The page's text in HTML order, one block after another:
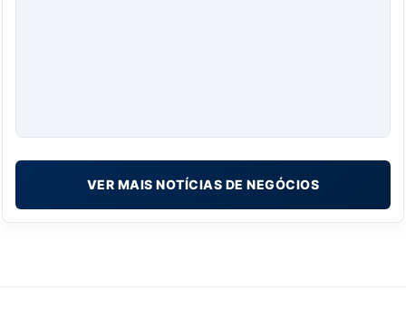
VER MAIS NOTÍCIAS DE NEGÓCIOS